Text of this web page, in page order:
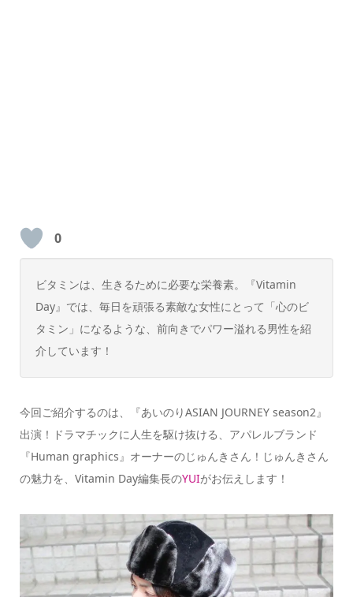
0
ビタミンは、生きるために必要な栄養素。『Vitamin
Day』では、毎日を頑張る素敵な女性にとって「心のビ
タミン」になるような、前向きでパワー溢れる男性を紹
介しています！
今回ご紹介するのは、『あいのりASIAN JOURNEY season2』
出演！ドラマチックに人生を駆け抜ける、アパレルブランド
『Human graphics』オーナーのじゅんきさん！じゅんきさん
の魅力を、Vitamin Day編集長のYUIがお伝えします！